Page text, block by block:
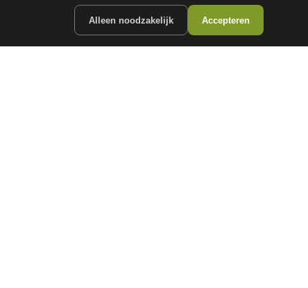
Alleen noodzakelijk Accepteren